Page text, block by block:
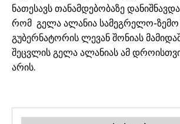
ნათესავს თანამდებობაზე
რომ გელა ალანია სამეგრელო-ზემო
გუბერნატორის ლევან შონიას
შეცვლის გელა ალანიას ამ
არის.